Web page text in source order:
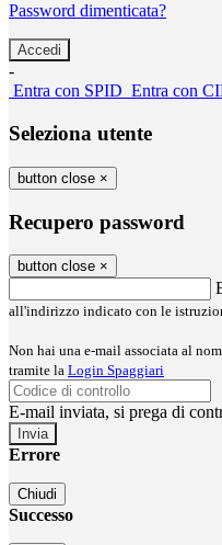
Password dimenticata?
-
Entra con SPID Entra con
Seleziona utente
button close ×
Recupero password
button close ×
all'indirizzo indicato con le
Non hai una e-mail associata al
tramite la Login Spaggiari
E-mail inviata, si prega di
Errore
Chiudi
Successo